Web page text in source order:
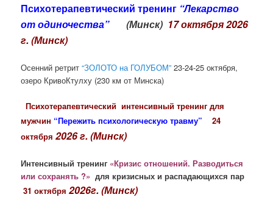
Психотерапевтический тренинг “Лекарство
от одиночества”
(Минск) 17 октября2026
г. (Минск)
Осенний ретрит“ЗОЛОТО на ГОЛУБОМ” 23-24-25 октября,
озеро КривоКтулху (230 км от Минска)
Психотерапевтический интенсивный тренинг для
мужчин “Пережить психологическую травму”
24
октября2026 г. (Минск)
Интенсивный тренинг «Кризис отношений. Разводиться
или сохранять ?» для кризисных и распадающихся пар
31 октября2026г. (Минск)